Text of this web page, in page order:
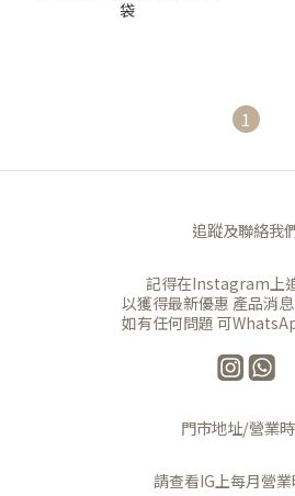
袋
1
追蹤及聯絡我
記得在Instagram上
以獲得最新優惠 產品消
如有任何問題 可
門市地址/營業
請查看IG上每月營